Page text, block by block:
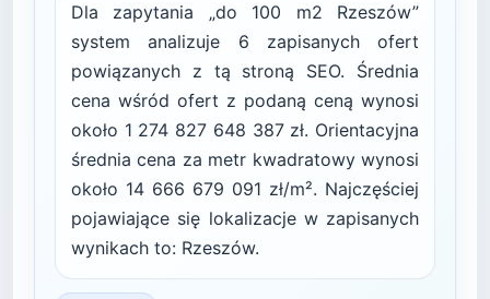
Dla zapytania „do 100 m2 Rzeszów”
system analizuje 6 zapisanych ofert
powiązanych z tą stroną SEO. Średnia
cena wśród ofert z podaną ceną wynosi
około 1 274 827 648 387 zł. Orientacyjna
średnia cena za metr kwadratowy wynosi
około 14 666 679 091 zł/m². Najczęściej
pojawiające się lokalizacje w zapisanych
wynikach to: Rzeszów.